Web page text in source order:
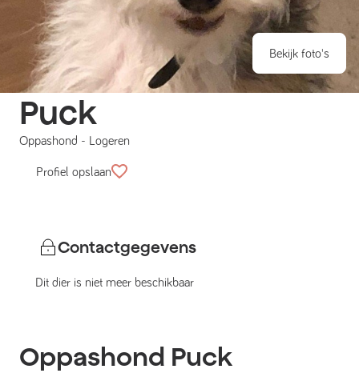
Bekijk foto's
Puck
Oppashond - Logeren
Profiel opslaan
Contactgegevens
Dit dier is niet meer beschikbaar
Oppashond Puck